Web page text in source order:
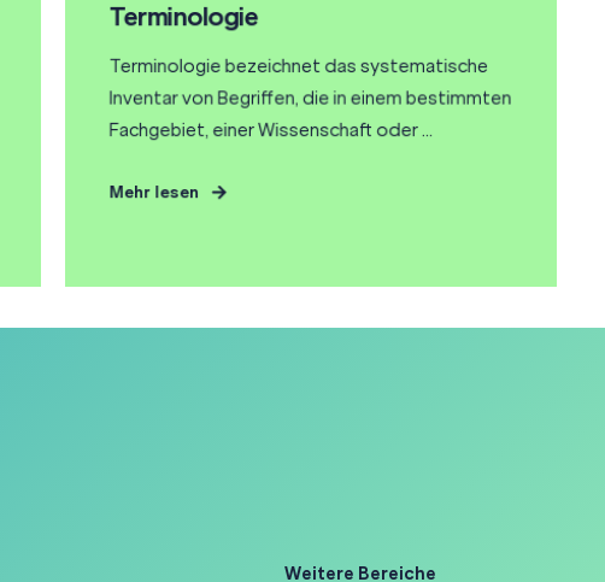
Terminologie
Terminologie bezeichnet das systematische
Inventar von Begriffen, die in einem bestimmten
Fachgebiet, einer Wissenschaft oder ...
Mehr lesen
Weitere Bereiche